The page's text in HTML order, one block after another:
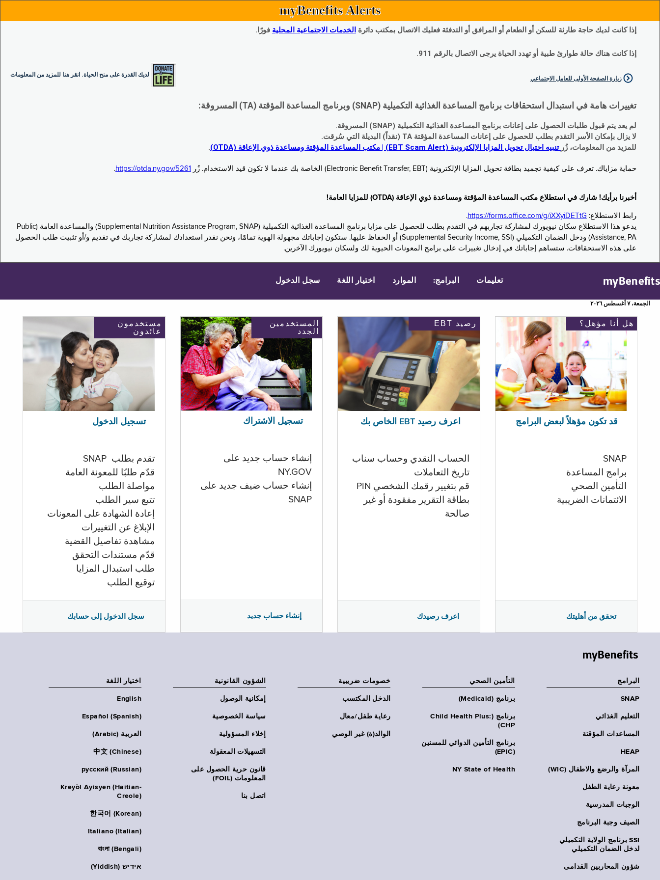
myBenefits Alerts
إذا كانت لديك حاجة طارئة للسكن أو الطعام أو المرافق أو التدفئة فعليك الاتصال بمكتب دائرة الخدمات الاجتماعية المحلية فورًا.
إذا كانت هناك حالة طوارئ طبية أو تهدد الحياة يرجى الاتصال بالرقم 911.
لديك القدرة على منح الحياة. انقر هنا للمزيد من المعلومات
زيارة الصفحة الأولى للعامل الاجتماعي
تغييرات هامة في استبدال استحقاقات برنامج المساعدة الغذائية التكميلية (SNAP) وبرنامج المساعدة المؤقتة (TA) المسروقة:
لم يعد يتم قبول طلبات الحصول على إعانات برنامج المساعدة الغذائية التكميلية (SNAP) المسروقة.
لا يزال بإمكان الأسر التقدم بطلب للحصول على إعانات المساعدة المؤقتة TA (نقداً) البديلة التي سُرقت.
للمزيد من المعلومات، زُر تنبيه احتيال تحويل المزايا الإلكترونية (EBT Scam Alert) | مكتب المساعدة المؤقتة ومساعدة ذوي الإعاقة (OTDA) .
حماية مزاياك. تعرف على كيفية تجميد بطاقة تحويل المزايا الإلكترونية (Electronic Benefit Transfer, EBT) الخاصة بك عندما لا تكون قيد الاستخدام. زُر https://otda.ny.gov/5261
.
أخبرنا برأيك! شارك في استطلاع مكتب المساعدة المؤقتة ومساعدة ذوي الإعاقة (OTDA) للمزايا العامة!
رابط الاستطلاع: https://forms.office.com/g/iXXyiDETtG
.
يدعو هذا الاستطلاع سكان نيويورك لمشاركة تجاربهم في التقدم بطلب للحصول على مزايا برنامج المساعدة الغذائية التكميلية (Supplemental Nutrition Assistance Program, SNAP) والمساعدة العامة (Public
Assistance, PA) ودخل الضمان التكميلي (Supplemental Security Income, SSI) أو الحفاظ عليها. ستكون إجاباتك مجهولة الهوية تمامًا، ونحن نقدر استعدادك لمشاركة تجاربك في تقديم و/أو تثبيت طلب الحصول
على هذه الاستحقاقات. ستساهم إجاباتك في إدخال تغييرات على برامج المعونات الحيوية لك ولسكان نيويورك الآخرين.
myBenefits تعليمات البرامج: الموارد اختيار اللغة سجل الدخول
الجمعة، ٧ أغسطس ٢٠٢٦
مستخدمون
عائدون
تسجيل الدخول
تقدم بطلب SNAP
قدّم طلبّا للمعونة العامة
مواصلة الطلب
تتبع سير الطلب
إعادة الشهادة على المعونات
الإبلاغ عن التغييرات
مشاهدة تفاصيل القضية
قدّم مستندات التحقق
طلب استبدال المزايا
توقيع الطلب
سجل الدخول إلى حسابك
المستخدمين
الجدد
تسجيل الاشتراك
إنشاء حساب جديد على
NY.GOV
إنشاء حساب ضيف جديد على
SNAP
إنشاء حساب جديد
رصيد EBT
اعرف رصيد EBT الخاص بك
الحساب النقدي وحساب سناب
تاريخ التعاملات
قم بتغيير رقمك الشخصي PIN
بطاقة التقرير مفقودة أو غير
صالحة
اعرف رصيدك
هل أنا مؤهل؟
قد تكون مؤهلاً لبعض البرامج
SNAP
برامج المساعدة
التأمين الصحي
الائتمانات الضريبية
تحقق من أهليتك
myBenefits
البرامج
SNAP
التعليم الغذائي
المساعدات المؤقتة
HEAP
المرآة والرضع والاطفال (WIC)
معونة رعاية الطفل
الوجبات المدرسية
الصيف وجبة البرنامج
SSI برنامج الولاية التكميلي
لدخل الضمان التكميلي
شؤون المحاربين القدامى
التأمين الصحي
برنامج (Medicaid)
برنامج (Child Health Plus:
CHP)
برنامج التأمين الدوائي للمسنين
(EPIC)
NY State of Health
خصومات ضريبية
الدخل المكتسب
رعاية طفل/معال
الوالد(ة) غير الوصي
الشؤون القانونية
إمكانية الوصول
سياسة الخصوصية
إخلاء المسؤولية
التسهيلات المعقولة
قانون حرية الحصول على
المعلومات (FOIL)
اتصل بنا
اختيار اللغة
English
Español (Spanish)
العربية (Arabic)
中文 (Chinese)
русский (Russian)
Kreyòl Ayisyen (Haitian-
Creole)
한국어 (Korean)
Italiano (Italian)
বাংলা (Bengali)
אידיש (Yiddish)